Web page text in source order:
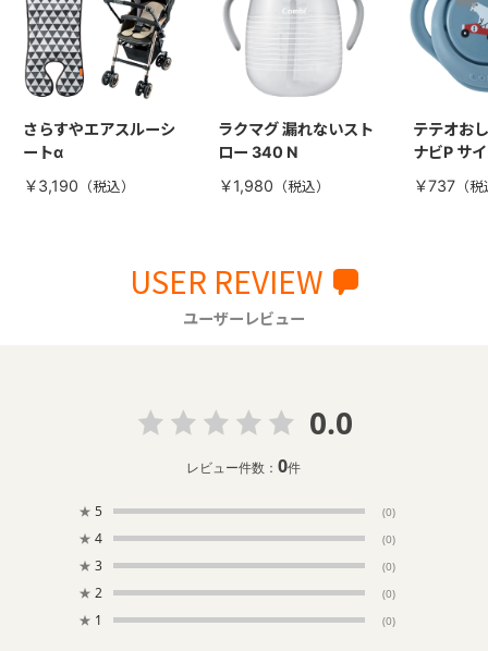
さらすやエアスルーシ
ートα
￥3,190
ラクマグ 漏れないスト
ロー 340 N
￥1,980
テテオお
ナビP サ
￥737
USER REVIEW
ユーザーレビュー
0.0
レビュー件数：0件
★ 5 (0)
★ 4 (0)
★ 3 (0)
★ 2 (0)
★ 1 (0)